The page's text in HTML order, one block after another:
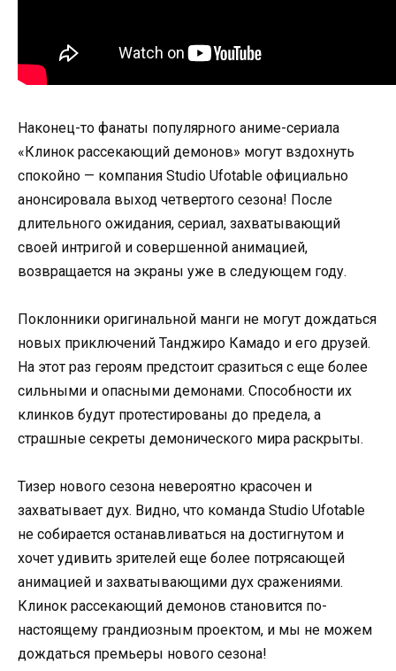
Наконец-то фанаты популярного аниме-сериала
«Клинок рассекающий демонов» могут вздохнуть
спокойно — компания Studio Ufotable официально
анонсировала выход четвертого сезона! После
длительного ожидания, сериал, захватывающий
своей интригой и совершенной анимацией,
возвращается на экраны уже в следующем году.
Поклонники оригинальной манги не могут дождаться
новых приключений Танджиро Камадо и его друзей.
На этот раз героям предстоит сразиться с еще более
сильными и опасными демонами. Способности их
клинков будут протестированы до предела, а
страшные секреты демонического мира раскрыты.
Тизер нового сезона невероятно красочен и
захватывает дух. Видно, что команда Studio Ufotable
не собирается останавливаться на достигнутом и
хочет удивить зрителей еще более потрясающей
анимацией и захватывающими дух сражениями.
Клинок рассекающий демонов становится по-
настоящему грандиозным проектом, и мы не можем
дождаться премьеры нового сезона!